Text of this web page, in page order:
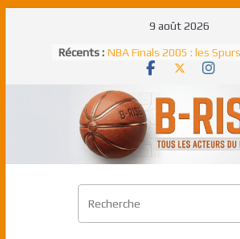
9 août 2026
Récents : NBA Finals 2005 : les
un troisième titre NBA, la
NBA Finals 2021 : les
Antetokounmpo
Freek élu MVP
Shai Gilgeous-Alexander :
match à plus de 40 points
Pau Gasol dans l’histoire
premier européen sacré